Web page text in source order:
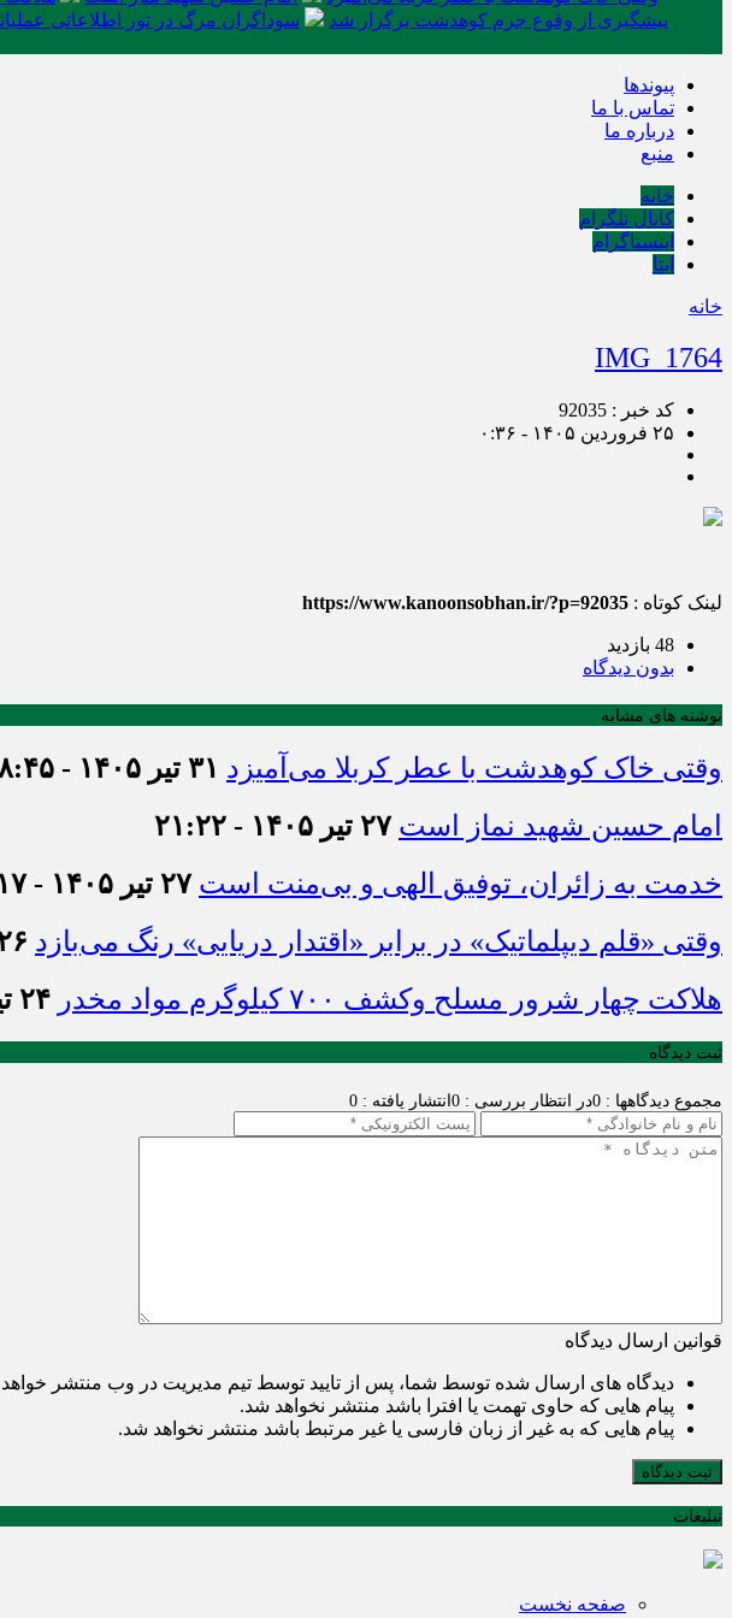
پیشگیری از وقوع جرم کوهدشت برگزار شد
سوداگران مرگ در تور اطلاعاتی
پیوندها
تماس با ما
درباره ما
منبع
خانه
کانال تلگرام
اینستاگرام
ایتا
خانه
IMG_1764
کد خبر : 92035
۲۵ فروردین ۱۴۰۵ - ۰:۳۶
لینک کوتاه : https://www.kanoonsobhan.ir/?p=92035
48 بازدید
بدون دیدگاه
نوشته های مشابه
وقتی خاک کوهدشت با عطر کربلا می‌آمیزد ۳۱ تیر ۱۴۰۵ - ۱۸:۴۵
امام حسین شهید نماز است ۲۷ تیر ۱۴۰۵ - ۲۱:۲۲
خدمت به زائران، توفیق الهی و بی‌منت است ۲۷ تیر ۱۴۰۵ - ۲۰:۱۷
وقتی «قلم دیپلماتیک» در برابر «اقتدار دریایی» رنگ می‌بازد ۲۶ تیر ۱۴۰۵ -
هلاکت چهار شرور مسلح وکشف ۷۰۰ کیلوگرم مواد مخدر
۲۴ تیر ۱۴۰۵ - ۰:۵۲
ثبت دیدگاه
مجموع دیدگاهها : 0 در انتظار بررسی : 0 انتشار یافته : 0
قوانین ارسال دیدگاه
دیدگاه های ارسال شده توسط شما، پس از تایید توسط تیم مدیریت در وب منتشر
پیام هایی که حاوی تهمت یا افترا باشد منتشر نخواهد شد.
پیام هایی که به غیر از زبان فارسی یا غیر مرتبط باشد منتشر نخواهد شد.
ثبت دیدگاه
تبلیغات
صفحه نخست